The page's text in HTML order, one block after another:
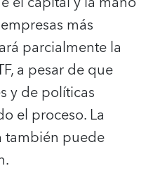
más
parcialmente la
a pesar de que
y de políticas
el proceso. La
también puede